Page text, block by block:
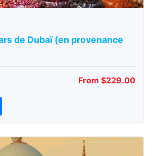
de Dubaï (en provenance
From $229.00